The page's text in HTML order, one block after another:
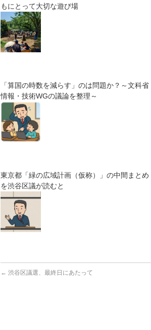
もにとって大切な遊び場
「算国の時数を減らす」のは問題か？～文科省
情報・技術WGの議論を整理～
東京都「緑の広域計画（仮称）」の中間まとめ
を渋谷区議が読むと
← 渋谷区議選、最終日にあたって